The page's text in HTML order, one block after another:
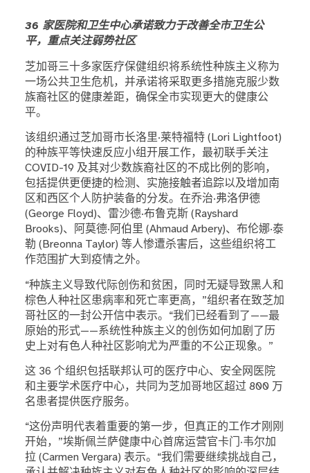
36 家医院和卫生中心承诺致力于改善全市卫生公
平，重点关注弱势社区
芝加哥三十多家医疗保健组织将系统性种族主义称为
一场公共卫生危机，并承诺将采取更多措施克服少数
族裔社区的健康差距，确保全市实现更大的健康公
平。
该组织通过芝加哥市长洛里·莱特福特 (Lori Lightfoot)
的种族平等快速反应小组开展工作，最初联手关注
COVID-19 及其对少数族裔社区的不成比例的影响，
包括提供更便捷的检测、实施接触者追踪以及增加南
区和西区个人防护装备的分发。在乔治·弗洛伊德
(George Floyd)、雷沙德·布鲁克斯 (Rayshard
Brooks)、阿莫德·阿伯里 (Ahmaud Arbery)、布伦娜·泰
勒 (Breonna Taylor) 等人惨遭杀害后，这些组织将工
作范围扩大到疫情之外。
“种族主义导致代际创伤和贫困，同时无疑导致黑人和
棕色人种社区患病率和死亡率更高，”组织者在致芝加
哥社区的一封公开信中表示。“我们已经看到了——最
原始的形式——系统性种族主义的创伤如何加剧了历
史上对有色人种社区影响尤为严重的不公正现象。”
这 36 个组织包括联邦认可的医疗中心、安全网医院
和主要学术医疗中心，共同为芝加哥地区超过 800 万
名患者提供医疗服务。
“这份声明代表着重要的第一步，但真正的工作才刚刚
开始，”埃斯佩兰萨健康中心首席运营官卡门·韦尔加
拉 (Carmen Vergara) 表示。“我们需要继续挑战自己，